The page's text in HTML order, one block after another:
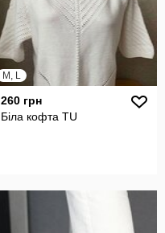
M, L
260 грн
Біла кофта TU